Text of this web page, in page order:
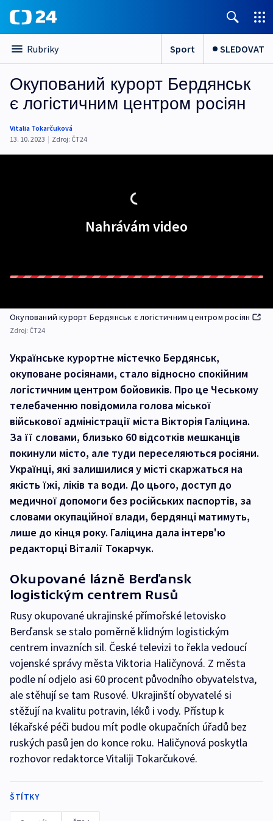
Rubriky Sport SLEDOVAT
Окупований курорт Бердянськ
є логістичним центром росіян
Vitalia Tokarčuková
13. 10. 2023 | Zdroj: ČT24
Nahrávám video
Окупований курорт Бердянськ є логістичним центром росіян
Zdroj: ČT24
Українське курортне містечко Бердянськ,
окуповане росіянами, стало відносно спокійним
логістичним центром бойовиків. Про це Чеському
телебаченню повідомила голова міської
військової адміністрації міста Вікторія Галіцина.
За її словами, близько 60 відсотків мешканців
покинули місто, але туди переселяються росіяни.
Українці, які залишилися у місті скаржаться на
якість їжі, ліків та води. До цього, доступ до
медичної допомоги без російських паспортів, за
словами окупаційної влади, бердянці матимуть,
лише до кінця року. Галіцина дала інтерв'ю
редакторці Віталії Токарчук.
Okupované lázně Berďansk
logistickým centrem Rusů
Rusy okupované ukrajinské přímořské letovisko
Berďansk se stalo poměrně klidným logistickým
centrem invazních sil. České televizi to řekla vedoucí
vojenské správy města Viktoria Haličynová. Z města
podle ní odjelo asi 60 procent původního obyvatelstva,
ale stěhují se tam Rusové. Ukrajinští obyvatelé si
stěžují na kvalitu potravin, léků i vody. Přístup k
lékařské péči budou mít podle okupačních úřadů bez
ruských pasů jen do konce roku. Haličynová poskytla
rozhovor redaktorce Vitaliji Tokarčukové.
ŠTÍTKY